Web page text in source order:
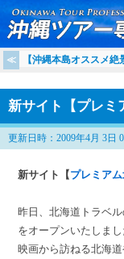
【沖縄本島オススメ絶
新サイト【プレミ
更新日時：2009年4月 3日
新サイト【 プレミア
昨日、北海道トラベ
をオープンいたしまし
映画から訪ねる北海